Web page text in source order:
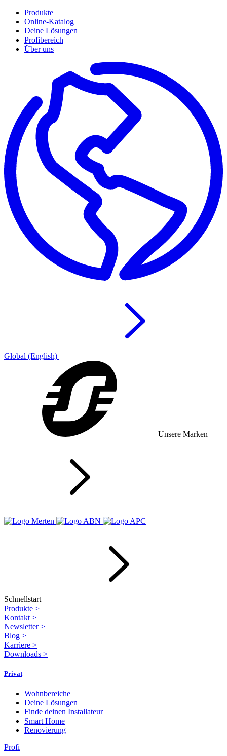
Produkte
Online-Katalog
Deine Lösungen
Profibereich
Über uns
Global (English)
Unsere Marken
Schnellstart
Produkte >
Kontakt >
Newsletter>
Blog >
Karriere >
Downloads >
Privat
Wohnbereiche
Deine Lösungen
Finde deinen Installateur
Smart Home
Renovierung
Profi